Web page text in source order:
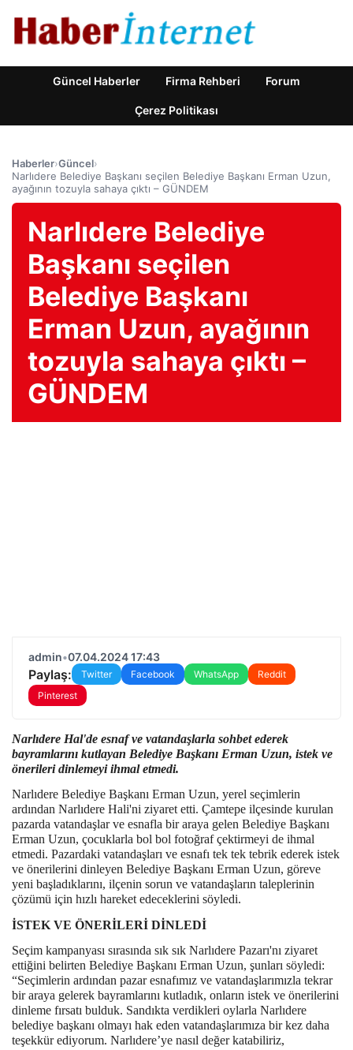
Güncel Haberler Firma Rehberi Forum
Çerez Politikası
Haberler›Güncel›
Narlıdere Belediye Başkanı seçilen Belediye Başkanı Erman Uzun,
ayağının tozuyla sahaya çıktı – GÜNDEM
Narlıdere Belediye
Başkanı seçilen
Belediye Başkanı
Erman Uzun, ayağının
tozuyla sahaya çıktı –
GÜNDEM
admin•07.04.2024 17:43
Paylaş: Twitter Facebook WhatsApp
Reddit
Pinterest
Narlıdere Hal'de esnaf ve vatandaşlarla sohbet ederek
bayramlarını kutlayan Belediye Başkanı Erman Uzun, istek ve
önerileri dinlemeyi ihmal etmedi.
Narlıdere Belediye Başkanı Erman Uzun, yerel seçimlerin
ardından Narlıdere Hali'ni ziyaret etti. Çamtepe ilçesinde kurulan
pazarda vatandaşlar ve esnafla bir araya gelen Belediye Başkanı
Erman Uzun, çocuklarla bol bol fotoğraf çektirmeyi de ihmal
etmedi. Pazardaki vatandaşları ve esnafı tek tek tebrik ederek istek
ve önerilerini dinleyen Belediye Başkanı Erman Uzun, göreve
yeni başladıklarını, ilçenin sorun ve vatandaşların taleplerinin
çözümü için hızlı hareket edeceklerini söyledi.
İSTEK VE ÖNERİLERİ DİNLEDİ
Seçim kampanyası sırasında sık sık Narlıdere Pazarı'nı ziyaret
ettiğini belirten Belediye Başkanı Erman Uzun, şunları söyledi:
“Seçimlerin ardından pazar esnafımız ve vatandaşlarımızla tekrar
bir araya gelerek bayramlarını kutladık, onların istek ve önerilerini
dinleme fırsatı bulduk. Sandıkta verdikleri oylarla Narlıdere
belediye başkanı olmayı hak eden vatandaşlarımıza bir kez daha
teşekkür ediyorum. Narlıdere’ye nasıl değer katabiliriz,